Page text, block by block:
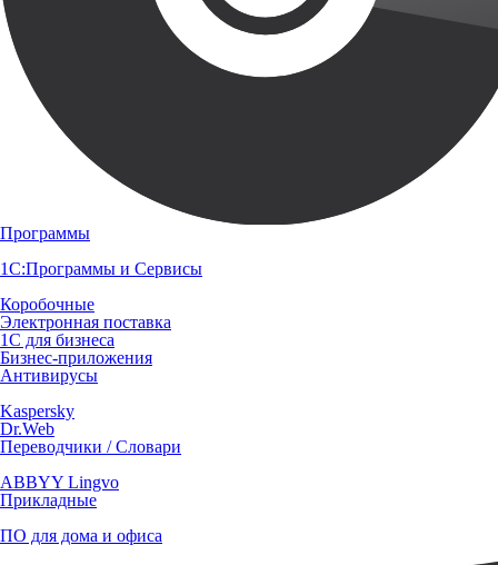
Программы
1С:Программы и Сервисы
Коробочные
Электронная поставка
1С для бизнеса
Бизнес-приложения
Антивирусы
Kaspersky
Dr.Web
Переводчики / Словари
ABBYY Lingvo
Прикладные
ПО для дома и офиса